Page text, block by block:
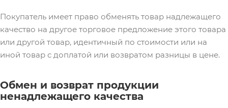
Покупатель имеет право обменять товар надлежащего
качество на другое торговое предложение этого товара
или другой товар, идентичный по стоимости или на
иной товар с доплатой или возвратом разницы в цене.
Обмен и возврат продукции
ненадлежащего качества